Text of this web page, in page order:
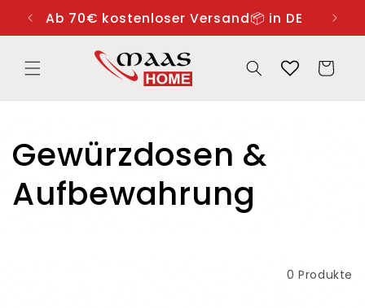
zum
Inhalt
Ab 70€ kostenloser Versand📦 in DE
Warenkorb
K
a
Gewürzdosen &
Aufbewahrung
0 Produkte